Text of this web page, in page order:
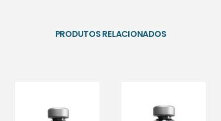
PRODUTOS RELACIONADOS